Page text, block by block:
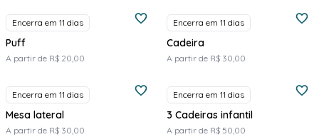
Encerra em 11 dias
Puff
A partir de R$ 20,00
Encerra em 11 dias
Cadeira
A partir de R$ 30,00
Encerra em 11 dias
Mesa lateral
A partir de R$ 30,00
Encerra em 11 dias
3 Cadeiras infantil
A partir de R$ 50,00